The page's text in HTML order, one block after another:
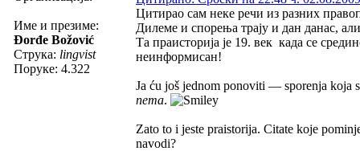
Име и презиме:
Đorđe Božović
Струка: lingvist
Поруке: 4.322
Цитирао сам неке речи из разних
Дилеме и спорења трају и дан данас,
Та праисторија је 19. век када се
неинформисан!
Ja ću još jednom ponoviti — sporenja koja
nema.
Zato to i jeste praistorija. Citate koje
navodi?